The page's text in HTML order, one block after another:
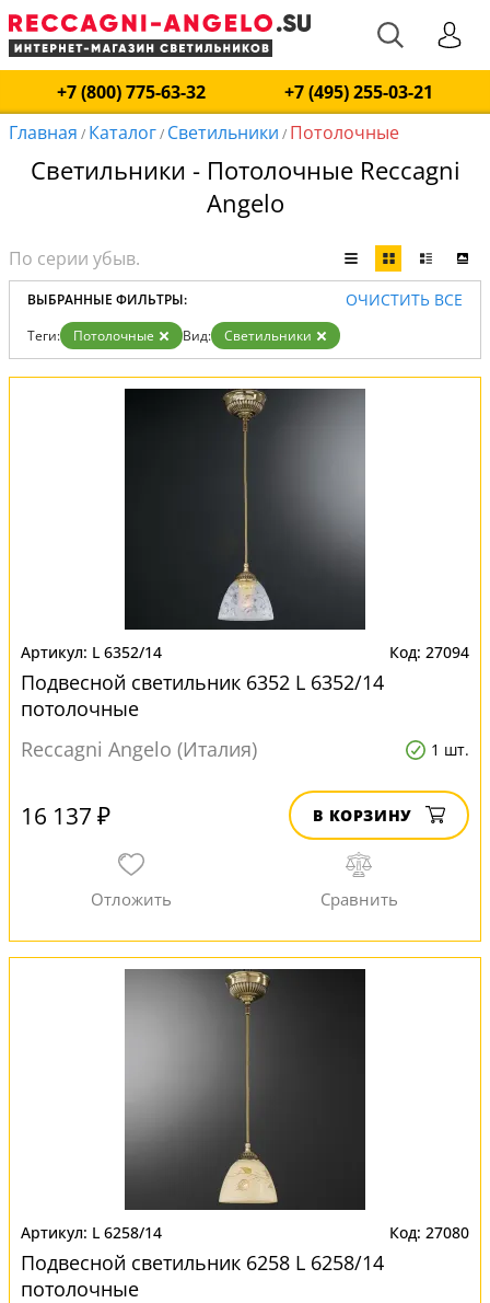
+7 (800) 775-63-32
+7 (495) 255-03-21
Главная / Каталог/ Светильники / Потолочные
Светильники - Потолочные Reccagni
Angelo
ВЫБРАННЫЕ ФИЛЬТРЫ: ОЧИСТИТЬ ВСЕ
Теги: Потолочные Вид: Светильники
L 6352/14 27094
Подвесной светильник 6352 L 6352/14
потолочные
Reccagni Angelo (Италия)
1 шт.
16 137 ₽ В КОРЗИНУ
L 6258/14 27080
Подвесной светильник 6258 L 6258/14
потолочные